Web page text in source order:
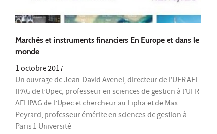
Marchés et instruments financiers En Europe et dans le
monde
1 octobre 2017
Un ouvrage de Jean-David Avenel, directeur de l’UFR AEI
IPAG de l’Upec, professeur en sciences de gestion à l’UFR
AEI IPAG de l’Upec et chercheur au Lipha et de Max
Peyrard, professeur émérite en sciences de gestion à
Paris 1 Université